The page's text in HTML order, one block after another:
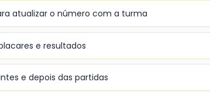
atualizar o número com a turma
e resultados
e depois das partidas